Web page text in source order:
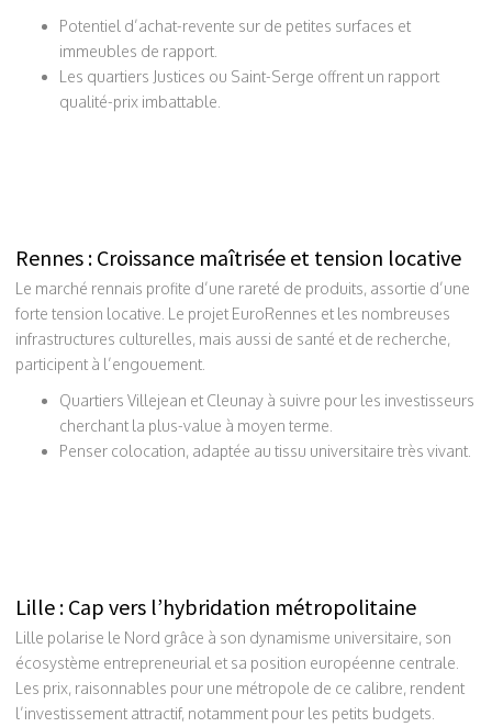
Potentiel d’achat-revente sur de petites surfaces et
immeubles de rapport.
Les quartiers Justices ou Saint-Serge offrent un rapport
qualité-prix imbattable.
Rennes : Croissance maîtrisée et tension locative
Le marché rennais profite d’une rareté de produits, assortie d’une
forte tension locative. Le projet EuroRennes et les nombreuses
infrastructures culturelles, mais aussi de santé et de recherche,
participent à l’engouement.
Quartiers Villejean et Cleunay à suivre pour les investisseurs
cherchant la plus-value à moyen terme.
Penser colocation, adaptée au tissu universitaire très vivant.
Lille : Cap vers l’hybridation métropolitaine
Lille polarise le Nord grâce à son dynamisme universitaire, son
écosystème entrepreneurial et sa position européenne centrale.
Les prix, raisonnables pour une métropole de ce calibre, rendent
l’investissement attractif, notamment pour les petits budgets.